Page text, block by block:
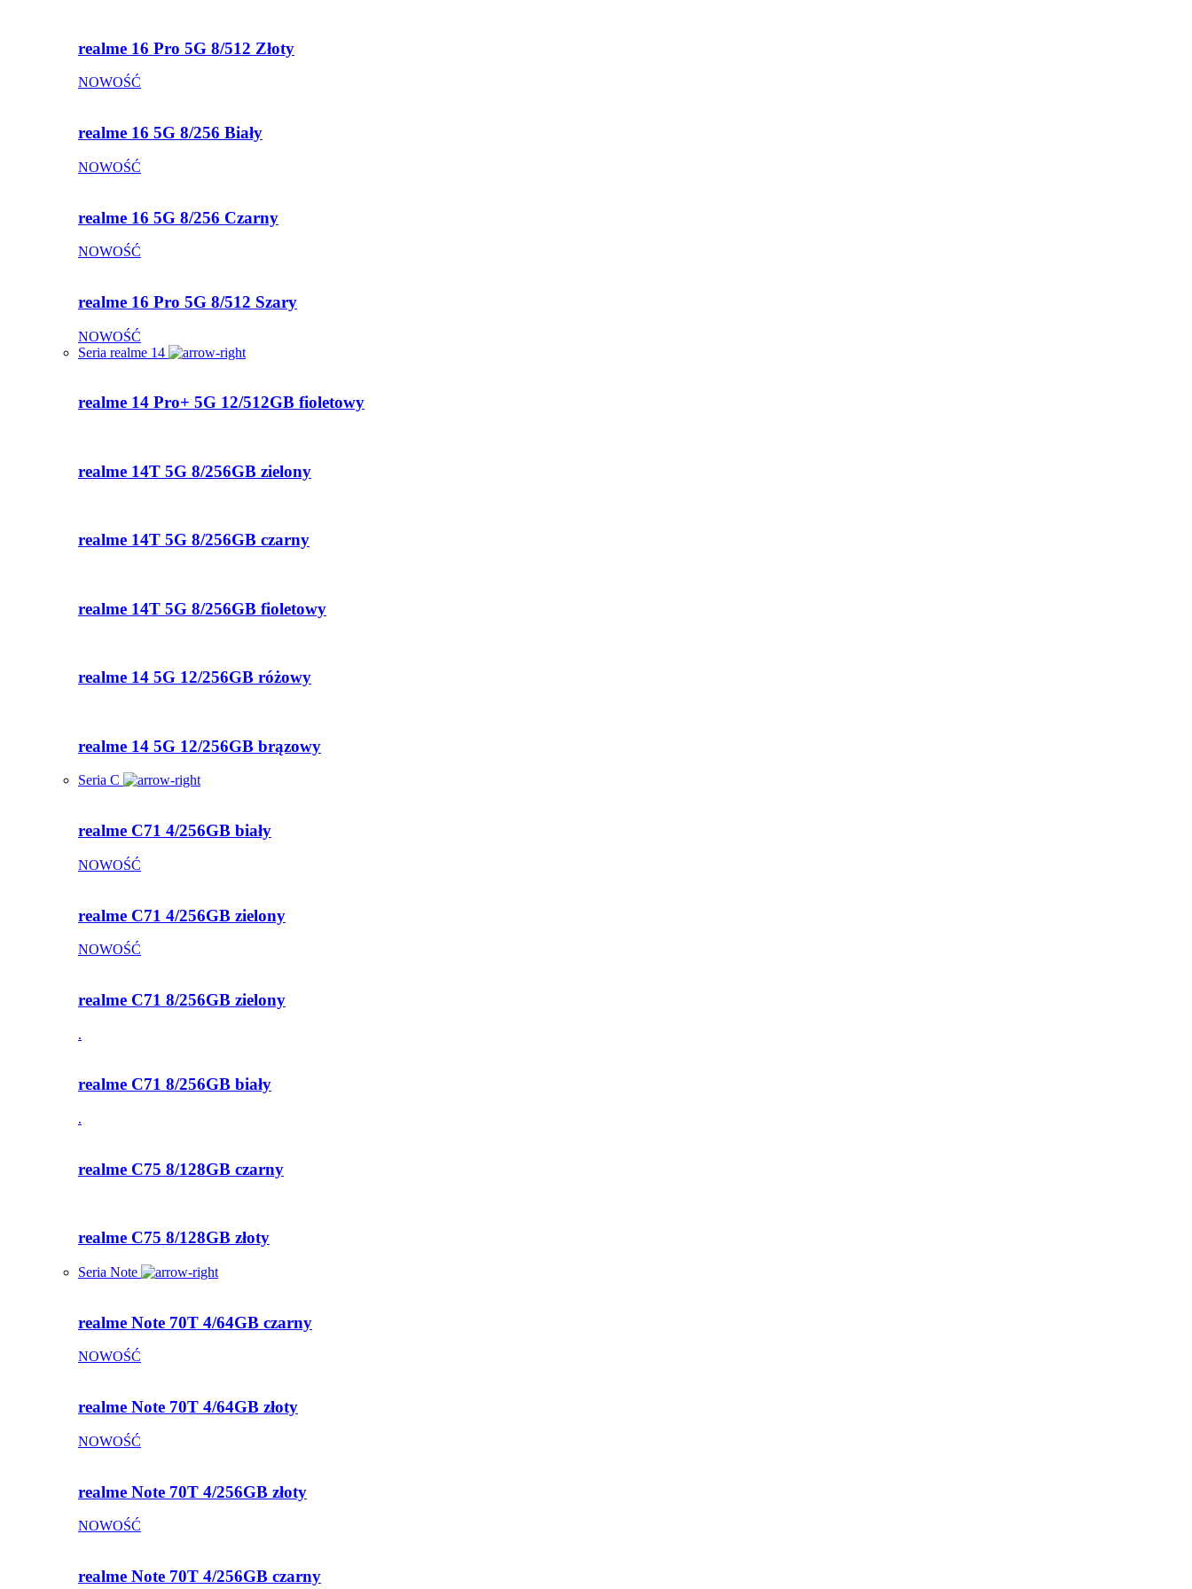
realme 16 Pro 5G 8/512 Złoty
NOWOŚĆ
realme 16 5G 8/256 Biały
NOWOŚĆ
realme 16 5G 8/256 Czarny
NOWOŚĆ
realme 16 Pro 5G 8/512 Szary
NOWOŚĆ
Seria realme 14
realme 14 Pro+ 5G 12/512GB fioletowy
realme 14T 5G 8/256GB zielony
realme 14T 5G 8/256GB czarny
realme 14T 5G 8/256GB fioletowy
realme 14 5G 12/256GB różowy
realme 14 5G 12/256GB brązowy
Seria C
realme C71 4/256GB biały
NOWOŚĆ
realme C71 4/256GB zielony
NOWOŚĆ
realme C71 8/256GB zielony
.
realme C71 8/256GB biały
.
realme C75 8/128GB czarny
realme C75 8/128GB złoty
Seria Note
realme Note 70T 4/64GB czarny
NOWOŚĆ
realme Note 70T 4/64GB złoty
NOWOŚĆ
realme Note 70T 4/256GB złoty
NOWOŚĆ
realme Note 70T 4/256GB czarny